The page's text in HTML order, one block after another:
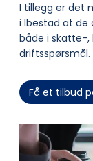
I tillegg er det
i Ibestad at de
både i skatte-
driftsspørsmål.
Få et tilbud